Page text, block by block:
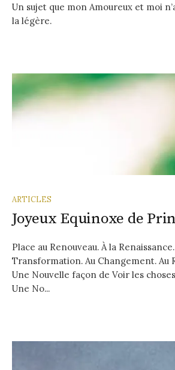
Un sujet que mon Amoureux et moi
la légère.
ARTICLES
Joyeux Equinoxe de
Place au Renouveau. À la
Transformation. Au Changement. Au
Une Nouvelle façon de Voir les
Une No...